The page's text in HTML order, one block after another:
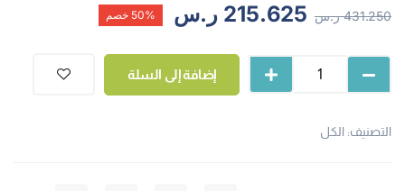
431.250 ر.س 215.625 ر.س 50% خصم
إضافة إلى السلة
التصنيف: الكل